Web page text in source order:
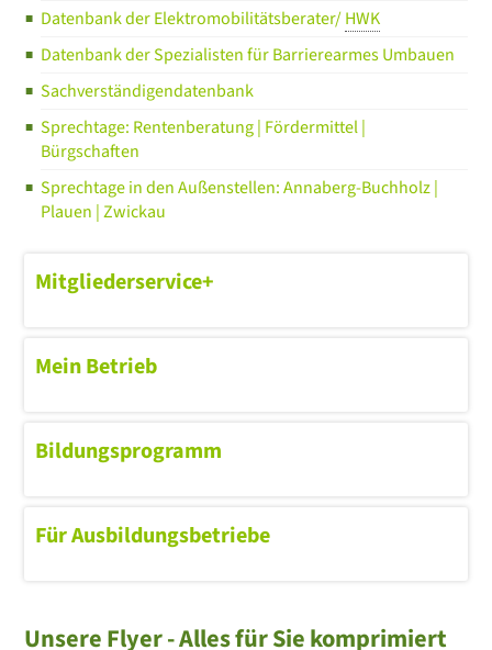
Datenbank der Elektromobilitätsberater/HWK
Datenbank der Spezialisten für Barrierearmes Umbauen
Sachverständigendatenbank
Sprechtage: Rentenberatung | Fördermittel |
Bürgschaften
Sprechtage in den Außenstellen: Annaberg-Buchholz |
Plauen | Zwickau
Mitgliederservice+
Mein Betrieb
Bildungsprogramm
Für Ausbildungsbetriebe
Unsere Flyer - Alles für Sie komprimiert